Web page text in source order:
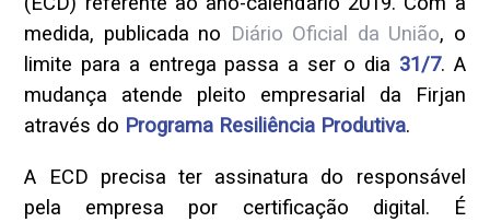
medida, publicada no Diário Oficial da União, o
limite para a entrega passa a ser o dia 31/7. A
mudança atende pleito empresarial da Firjan
através do Programa Resiliência Produtiva.
A ECD precisa ter assinatura do responsável
pela empresa por certificação digital. É